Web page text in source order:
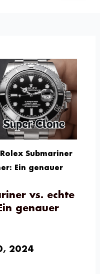
Submariner
Ein genauer
vs. echte
genauer
2024